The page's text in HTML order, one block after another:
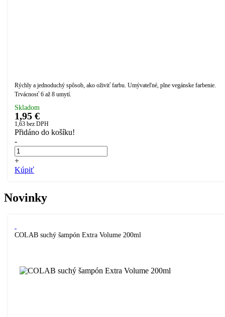
Rýchly a jednoduchý spôsob, ako oživiť farbu. Umývateľné, plne vegánske farbenie.
Trvácnosť 6 až 8 umytí.
Skladom
1,95 €
1,63 bez DPH
Přidáno do košíku!
-
+
Kúpiť
Novinky
COLAB suchý šampón Extra Volume 200ml